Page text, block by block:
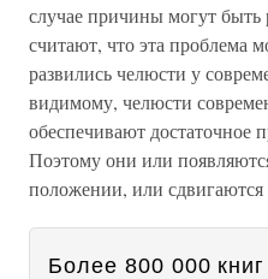
случае причины могут
считают, что эта проблема
развились челюсти у
видимому, челюсти
обеспечивают достаточное
Поэтому они или
положении, или сдвигаются
Более 800 000